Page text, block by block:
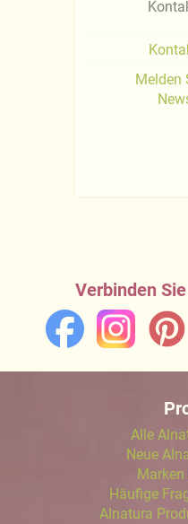
Melden
Verbinden
Alle
Neue
Häufige
Alnatura